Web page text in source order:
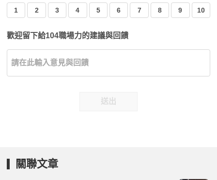
1 2 3 4 5 6 7 8 9 10
歡迎留下給104職場力的建議與回饋
送出
關聯文章